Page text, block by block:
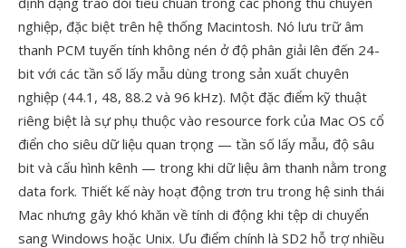
nghiệp, đặc biệt trên hệ thống Macintosh. Nó lưu trữ âm
thanh PCM tuyến tính không nén ở độ phân giải lên đến 24-
bit với các tần số lấy mẫu dùng trong sản xuất chuyên
nghiệp (44.1, 48, 88.2 và 96 kHz). Một đặc điểm kỹ thuật
riêng biệt là sự phụ thuộc vào resource fork của Mac OS cổ
điển cho siêu dữ liệu quan trọng — tần số lấy mẫu, độ sâu
bit và cấu hình kênh — trong khi dữ liệu âm thanh nằm trong
data fork. Thiết kế này hoạt động trơn tru trong hệ sinh thái
Mac nhưng gây khó khăn về tính di động khi tệp di chuyển
sang Windows hoặc Unix. Ưu điểm chính là SD2 hỗ trợ nhiều